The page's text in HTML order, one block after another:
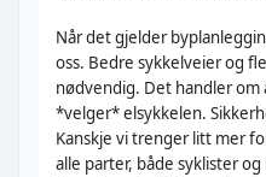
Når det gjelder
oss. Bedre sykkelveier og
nødvendig. Det handler
*velger* elsykkelen.
Kanskje vi trenger litt mer
alle parter, både syklister